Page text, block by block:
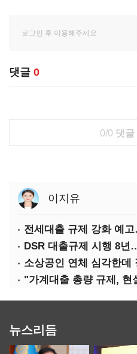
댓글 0
0/0 댓글
이지유
전세대출 규제 강화 예
DSR 대출규제 시행 8년
소상공인 연체 심각한데
"가계대출 총량 규제, 현
뉴스리듬